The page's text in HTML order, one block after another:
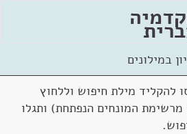
במילונים
להקליד מילת חיפוש וללחוץ
המונחים הנפתחת) ותגלו